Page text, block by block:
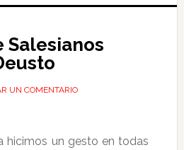
Salesianos
UN COMENTARIO
hicimos un gesto en todas